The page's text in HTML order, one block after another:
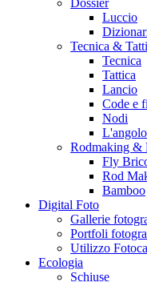
Dossier
Luccio
Tecnica &
Tecnica
Tattica
Lancio
Code e
Nodi
Rodmaking &
Fly
Rod
Bamboo
Digital Foto
Gallerie
Portfoli
Utilizzo
Ecologia
Schiuse